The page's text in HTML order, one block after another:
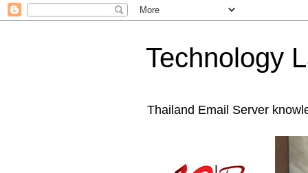
Technology
Thailand Email Server